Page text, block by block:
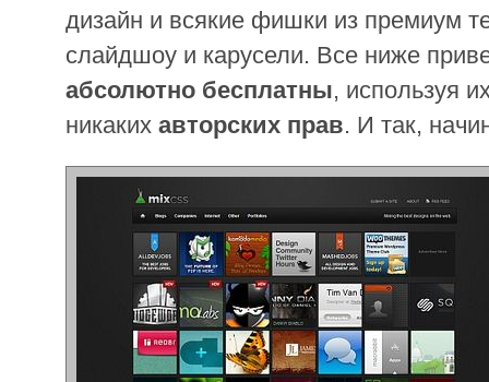
дизайн и всякие фишки из премиум
слайдшоу и карусели. Все ниже
абсолютно бесплатны, используя
никаких авторских прав. И так,